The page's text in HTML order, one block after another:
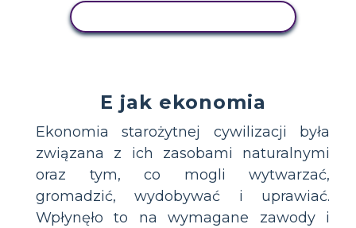
E jak ekonomia
Ekonomia starożytnej cywilizacji była
związana z ich zasobami naturalnymi
oraz tym, co mogli wytwarzać,
gromadzić, wydobywać i uprawiać.
Wpłynęło to na wymagane zawody i